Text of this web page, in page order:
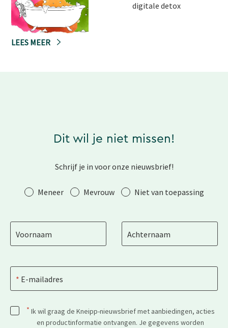
digitale detox
LEES MEER
Dit wil je niet missen!
Schrijf je in voor onze nieuwsbrief!
AanhefMeneer Mevrouw Niet van toepassing
Voornaam Achternaam
E-mailadres
* Ik wil graag de Kneipp-nieuwsbrief met aanbiedingen, acties
en productinformatie ontvangen. Je gegevens worden